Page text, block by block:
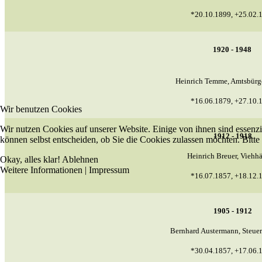
*20.10.1899,
1920 - 1948
Heinrich Temme,
*16.06.1879,
1912 - 1918
Heinrich Breuer,
*16.07.1857,
1905 - 1912
Bernhard Austermann,
*30.04.1857,
Wir benutzen Cookies
Wir nutzen Cookies auf unserer Website. Einige von ihnen sind
können selbst entscheiden, ob Sie die Cookies zulassen möchten.
Okay, alles klar! Ablehnen
Weitere Informationen | Impressum